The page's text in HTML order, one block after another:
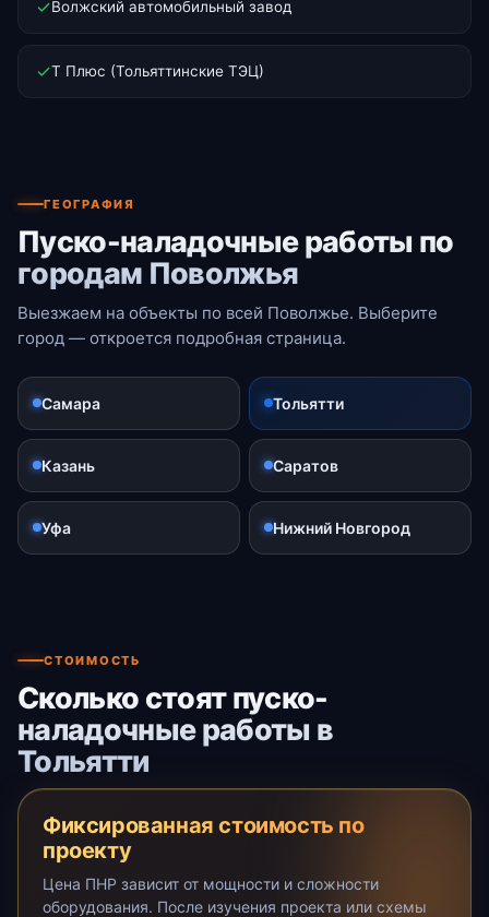
Волжский автомобильный завод
Т Плюс (Тольяттинские ТЭЦ)
ГЕОГРАФИЯ
Пуско-наладочные работы по
городам Поволжья
Выезжаем на объекты по всей Поволжье. Выберите
город — откроется подробная страница.
Самара Тольятти
Казань Саратов
Уфа Нижний Новгород
СТОИМОСТЬ
Сколько стоят пуско-
наладочные работы в
Тольятти
Фиксированная стоимость по
проекту
Цена ПНР зависит от мощности и сложности
оборудования. После изучения проекта или схемы